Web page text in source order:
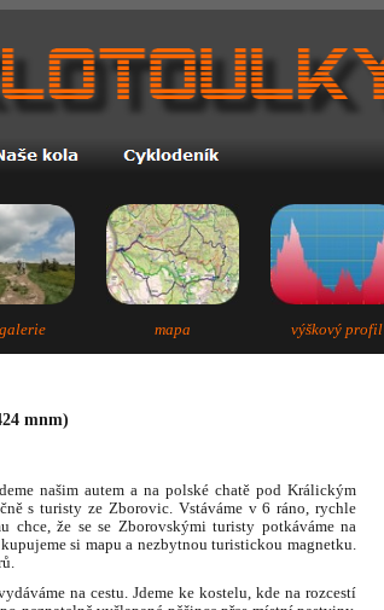
mnm)
našim autem a na polské chatě pod Králickým
s turisty ze Zborovic. Vstáváme v 6 ráno, rychle
chce, že se se Zborovskými turisty potkáváme na
si mapu a nezbytnou turistickou magnetku.
na cestu. Jdeme ke kostelu, kde na rozcestí
mapa výškový profil